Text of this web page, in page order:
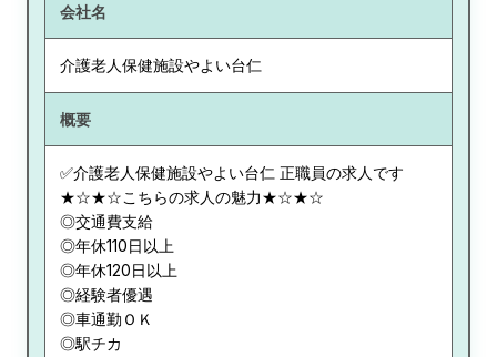
会社名
介護老人保健施設やよい台仁
概要
✅介護老人保健施設やよい台仁 正職員の求人です
★☆★☆こちらの求人の魅力★☆★☆
◎交通費支給
◎年休110日以上
◎年休120日以上
◎経験者優遇
◎車通勤ＯＫ
◎駅チカ